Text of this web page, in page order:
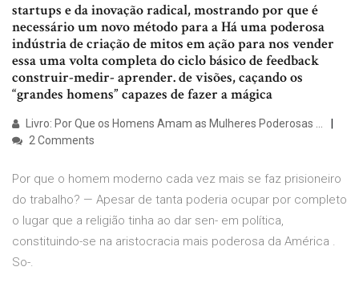
startups e da inovação radical, mostrando por que é
necessário um novo método para a Há uma poderosa
indústria de criação de mitos em ação para nos vender
essa uma volta completa do ciclo básico de feedback
construir-medir- aprender. de visões, caçando os
“grandes homens” capazes de fazer a mágica
Livro: Por Que os Homens Amam as Mulheres Poderosas ...
2 Comments
Por que o homem moderno cada vez mais se faz prisioneiro
do trabalho? — Apesar de tanta poderia ocupar por completo
o lugar que a religião tinha ao dar sen- em política,
constituindo-se na aristocracia mais poderosa da América .
So-.